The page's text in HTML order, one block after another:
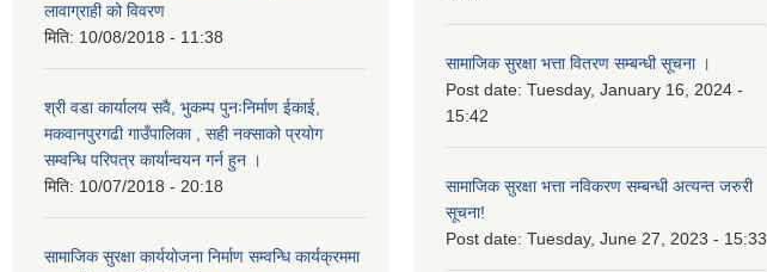
लावाग्राही को विवरण
मिति: 10/08/2018 - 11:38
श्री वडा कार्यालय सवै, भुकम्प पुनःनिर्माण ईकाई,
मकवानपुरगढी गाउँपालिका , सही नक्साको प्रयोग
सम्वन्धि परिपत्र कार्यान्वयन गर्न हुन ।
मिति: 10/07/2018 - 20:18
सामाजिक सुरक्षा कार्ययोजना निर्माण सम्वन्धि कार्यक्रममा
सामाजिक सुरक्षा भत्ता वितरण सम्बन्धी सूचना ।
Post date: Tuesday, January 16, 2024 -
15:42
सामाजिक सुरक्षा भत्ता नविकरण सम्बन्धी अत्यन्त जरुरी
सूचना!
Post date: Tuesday, June 27, 2023 - 15:33